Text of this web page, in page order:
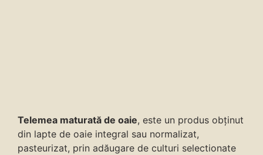
Telemea maturată de oaie, este un produs obținut
din lapte de oaie integral sau normalizat,
pasteurizat, prin adăugare de culturi selectionate